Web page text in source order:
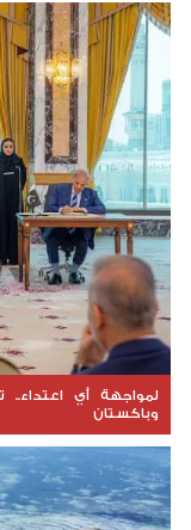
لمواجهة أي اعتداء..
وباكستان